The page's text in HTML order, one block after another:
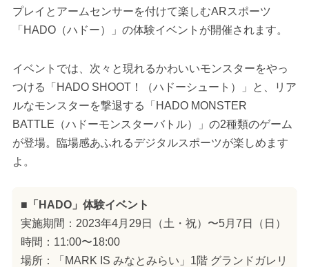
プレイとアームセンサーを付けて楽しむARスポーツ
「HADO（ハドー）」の体験イベントが開催されます。
イベントでは、次々と現れるかわいいモンスターをやっ
つける「HADO SHOOT！（ハドーシュート）」と、リア
ルなモンスターを撃退する「HADO MONSTER
BATTLE（ハドーモンスターバトル）」の2種類のゲーム
が登場。臨場感あふれるデジタルスポーツが楽しめます
よ。
■「HADO」体験イベント
実施期間：2023年4月29日（土・祝）〜5月7日（日）
時間：11:00〜18:00
場所：「MARK IS みなとみらい」1階 グランドガレリ